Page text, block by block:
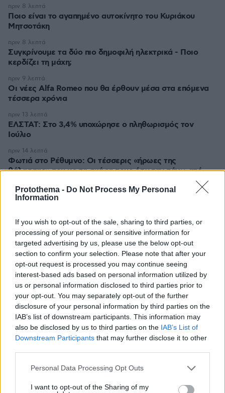
Protothema - Do Not Process My Personal
Information
If you wish to opt-out of the sale, sharing to third parties, or
processing of your personal or sensitive information for
targeted advertising by us, please use the below opt-out
section to confirm your selection. Please note that after your
opt-out request is processed you may continue seeing
interest-based ads based on personal information utilized by
us or personal information disclosed to third parties prior to
your opt-out. You may separately opt-out of the further
disclosure of your personal information by third parties on the
IAB’s list of downstream participants. This information may
also be disclosed by us to third parties on the IAB’s List of
Downstream Participants that may further disclose it to other
Please note that this website/app uses one or more Google
not limited to your visit or usage behaviour. You may click to
Personal Data Processing Opt Outs
I want to opt-out of the Sharing of my
Ποιο είναι το αγαπημένο αυτοκίνητο του Κυριάκου
Μητσοτάκη
πριν 8 λεπτά
Συγκρίνουμε τα δύο πιο δημοφιλή ηλεκτρικά - Ποιο
κερδίζει τη μάχη;
πριν 8 λεπτά
Οι νέες Alfa Romeo που θα έρθουν μέσα στα επόμενα
τέσσερα χρόνια
πριν 9 λεπτά
ΕΛΣΤΑΤ: Στο 3,4% υποχώρησε ο πληθωρισμός τον
Ιούλιο
πριν 13 λεπτά
Φωτιά στο Ρέθυμνο: Οι τέσσερις «ήρωες της
θάλασσας» που με τα σκάφη τους έσωσαν πάνω από
πριν 14 λεπτά
Παρασκηνιακές συζητήσεις για αντικατάσταση του
Μερτς μετά τις εκλογές του Σεπτεμβρίου
πριν 15 λεπτά
To video του Travel.gr από το ταξίδι στα Βόρεια
Άγραφα: Φιλόξενοι Άνθρωποι, ανόθευτη Φύση
πριν 19 λεπτά
Νέο αεροδρόμιο Ηρακλείου στο Καστέλι: Υπογραφή
σύμβασης για συστήματα αεροναυτιλίας
πριν 20 λεπτά
Σκαντζόχοιρος εντοπίστηκε με ψώρα στη Νάξο – Τι
κάνουμε αν βρούμε έναν στον δρόμο
πριν 21 λεπτά
ενισχύσεις, μέχρι 15 Σεπτεμβρίου οι αιτήσεις
πριν 23 λεπτά